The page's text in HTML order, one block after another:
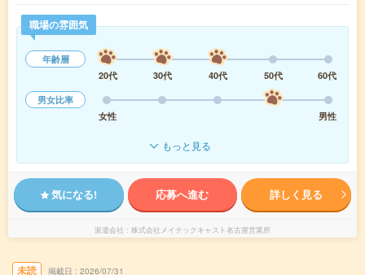
職場の雰囲気
年齢層
20代
30代 40代 50代
60代
男女比率
女性
男性
もっと見る
気になる! 応募へ進む 詳しく見る
派遣会社 株式会社メイテックキャスト名古屋営業所
未読 掲載日 2026/07/31